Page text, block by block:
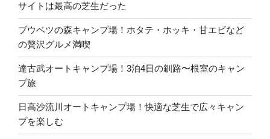
サイトは最高の芝生だった
ブウベツの森キャンプ場！ホタテ・ホッキ・甘エビなど
の贅沢グルメ満喫
達古武オートキャンプ場！3泊4日の釧路〜根室のキャン
プ旅
日高沙流川オートキャンプ場！快適な芝生で広々キャン
プを楽しむ